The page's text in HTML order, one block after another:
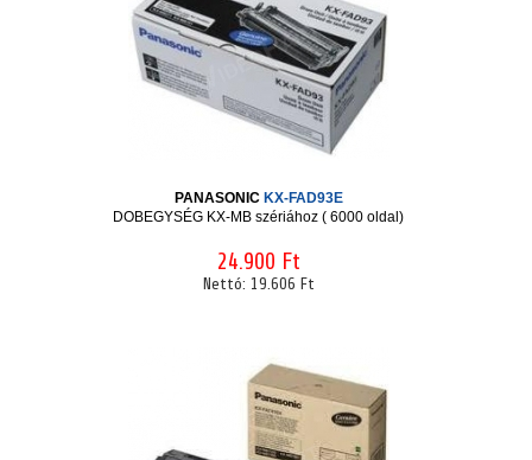
PANASONIC KX-FAD93E
DOBEGYSÉG KX-MB szériához ( 6000 oldal)
24.900 Ft
Nettó: 19.606 Ft